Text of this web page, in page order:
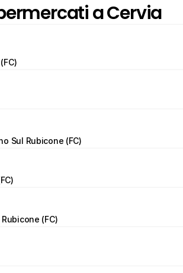
a Cervia
Sul Rubicone (FC)
(FC)